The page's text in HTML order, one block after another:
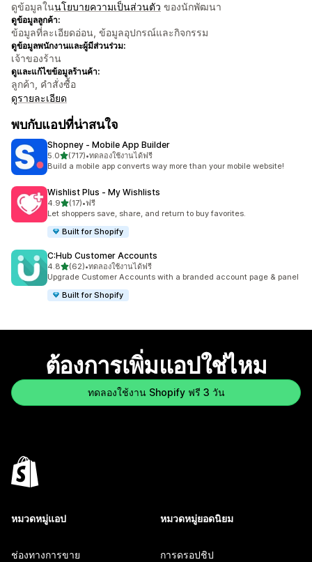
ดูข้อมูลในนโยบายความเป็นส่วนตัว ของนักพัฒนา
ดูข้อมูลลูกค้า:
ข้อมูลที่ละเอียดอ่อน, ข้อมูลอุปกรณ์และกิจกรรม
ดูข้อมูลพนักงานและผู้มีส่วนร่วม:
เจ้าของร้าน
ดูและแก้ไขข้อมูลร้านค้า:
ลูกค้า, คำสั่งซื้อ
ดูรายละเอียด
พบกับแอปที่น่าสนใจ
Shopney ‑ Mobile App Builder
5.0เต็ม 5 ดาว
(717)
ทั้งหมด 717 รีวิว
•ทดลองใช้งานได้ฟรี
Build a mobile app converts way more than your mobile website!
Wishlist Plus ‑ My Wishlists
4.9เต็ม 5 ดาว
(17)
ทั้งหมด 17 รีวิว
•ฟรี
Let shoppers save, share, and return to buy favorites.
Built for Shopify
C:Hub Customer Accounts
4.8เต็ม 5 ดาว
(62)
ทั้งหมด 62 รีวิว
•ทดลองใช้งานได้ฟรี
Upgrade Customer Accounts with a branded account page & panel
Built for Shopify
ต้องการเพิ่มแอปใช่ไหม
ทดลองใช้งาน Shopify ฟรี 3 วัน
หมวดหมู่แอป
ช่องทางการขาย
หมวดหมู่ยอดนิยม
การดรอปชิป